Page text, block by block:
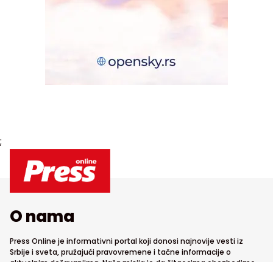
;
O nama
Press Online je informativni portal koji donosi najnovije vesti iz
Srbije i sveta, pružajući pravovremene i tačne informacije o